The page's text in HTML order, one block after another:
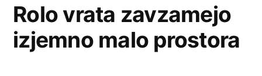
Rolo vrata zavzamejo
izjemno malo prostora